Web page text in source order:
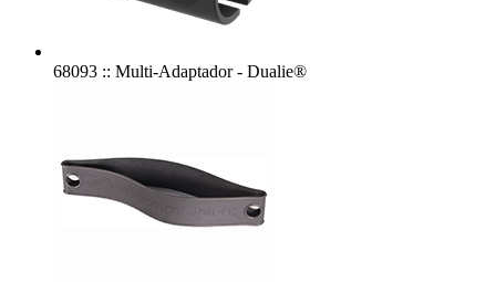
68093 :: Multi-Adaptador - Dualie®